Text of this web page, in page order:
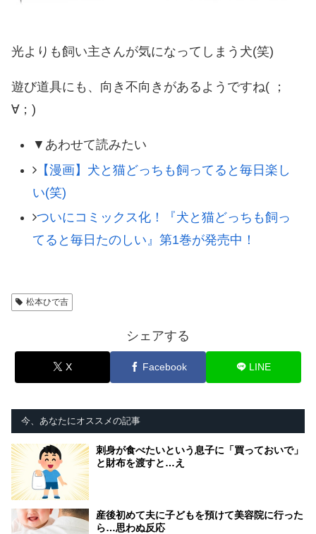
光よりも飼い主さんが気になってしまう犬(笑)
遊び道具にも、向き不向きがあるようですね( ；
∀；)
▼あわせて読みたい
【漫画】犬と猫どっちも飼ってると毎日楽し
い(笑)
ついにコミックス化！『犬と猫どっちも飼っ
てると毎日たのしい』第1巻が発売中！
松本ひで吉
シェアする
X Facebook LINE
今、あなたにオススメの記事
刺身が食べたいという息子に「買っておいで」
と財布を渡すと…え
産後初めて夫に子どもを預けて美容院に行った
ら…思わぬ反応